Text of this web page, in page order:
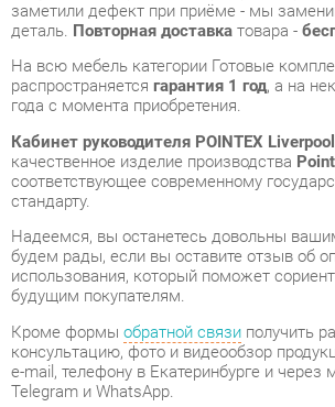
года с момента приобретения.
Кабинет руководителя POINTEX Liverpool
качественное изделие производства
соответствующее современному
стандарту.
Надеемся, вы останетесь довольны вашим
будем рады, если вы оставите отзыв об
использования, который поможет
будущим покупателям.
консультацию, фото и видеообзор
e-mail, телефону в Екатеринбурге и через
Telegram и WhatsApp.
нашем шоу-руме и купить Кабинет
Liverpool 3 Орех, самостоятельно забрав
центрального склада в г. Екатеринбург.
адресов и магазинов смотрите на странице